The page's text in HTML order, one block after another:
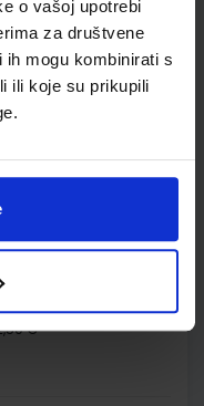
o vašoj upotrebi
za društvene
ih mogu kombinirati s
ili koje su prikupili
broj ministarstva:7621-
€
ministarstva:
€